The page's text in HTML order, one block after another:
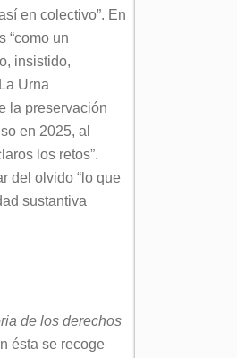
en colectivo”. En
“como un
insistido,
Urna
la preservación
en 2025, al
los retos”.
del olvido “lo que
sustantiva
de los derechos
ésta se recoge